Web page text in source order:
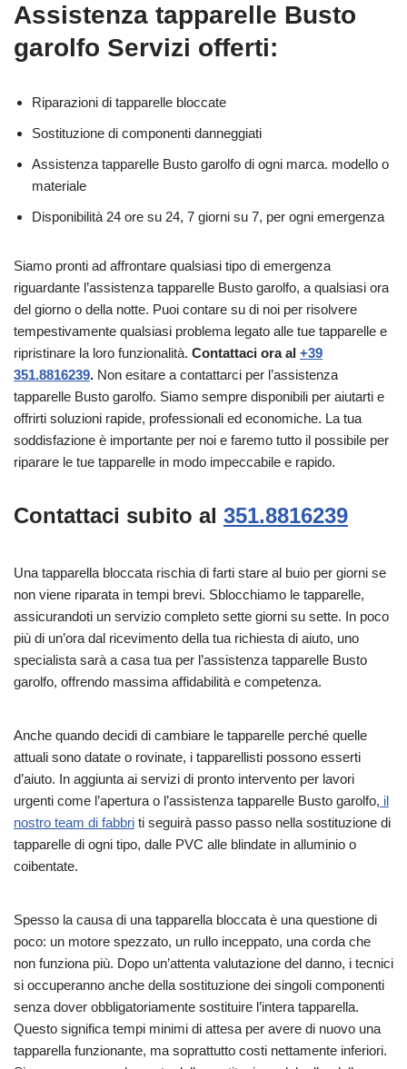
Assistenza tapparelle Busto
garolfo Servizi offerti:
Riparazioni di tapparelle bloccate
Sostituzione di componenti danneggiati
Assistenza tapparelle Busto garolfo di ogni marca. modello o
materiale
Disponibilità 24 ore su 24, 7 giorni su 7, per ogni emergenza
Siamo pronti ad affrontare qualsiasi tipo di emergenza
riguardante l’assistenza tapparelle Busto garolfo, a qualsiasi ora
del giorno o della notte. Puoi contare su di noi per risolvere
tempestivamente qualsiasi problema legato alle tue tapparelle e
ripristinare la loro funzionalità. Contattaci ora al +39
351.8816239. Non esitare a contattarci per l’assistenza
tapparelle Busto garolfo. Siamo sempre disponibili per aiutarti e
offrirti soluzioni rapide, professionali ed economiche. La tua
soddisfazione è importante per noi e faremo tutto il possibile per
riparare le tue tapparelle in modo impeccabile e rapido.
Contattaci subito al 351.8816239
Una tapparella bloccata rischia di farti stare al buio per giorni se
non viene riparata in tempi brevi. Sblocchiamo le tapparelle,
assicurandoti un servizio completo sette giorni su sette. In poco
più di un’ora dal ricevimento della tua richiesta di aiuto, uno
specialista sarà a casa tua per l’assistenza tapparelle Busto
garolfo, offrendo massima affidabilità e competenza.
Anche quando decidi di cambiare le tapparelle perché quelle
attuali sono datate o rovinate, i tapparellisti possono esserti
d’aiuto. In aggiunta ai servizi di pronto intervento per lavori
urgenti come l’apertura o l’assistenza tapparelle Busto garolfo, il
nostro team di fabbri ti seguirà passo passo nella sostituzione di
tapparelle di ogni tipo, dalle PVC alle blindate in alluminio o
coibentate.
Spesso la causa di una tapparella bloccata è una questione di
poco: un motore spezzato, un rullo inceppato, una corda che
non funziona più. Dopo un’attenta valutazione del danno, i tecnici
si occuperanno anche della sostituzione dei singoli componenti
senza dover obbligatoriamente sostituire l’intera tapparella.
Questo significa tempi minimi di attesa per avere di nuovo una
tapparella funzionante, ma soprattutto costi nettamente inferiori.